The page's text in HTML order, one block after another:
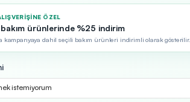
ÖZEL
ürünlerinde %25 indirim
kampanyaya dahil seçili bakım ürünleri indirimli olarak gösterilir.
istemiyorum